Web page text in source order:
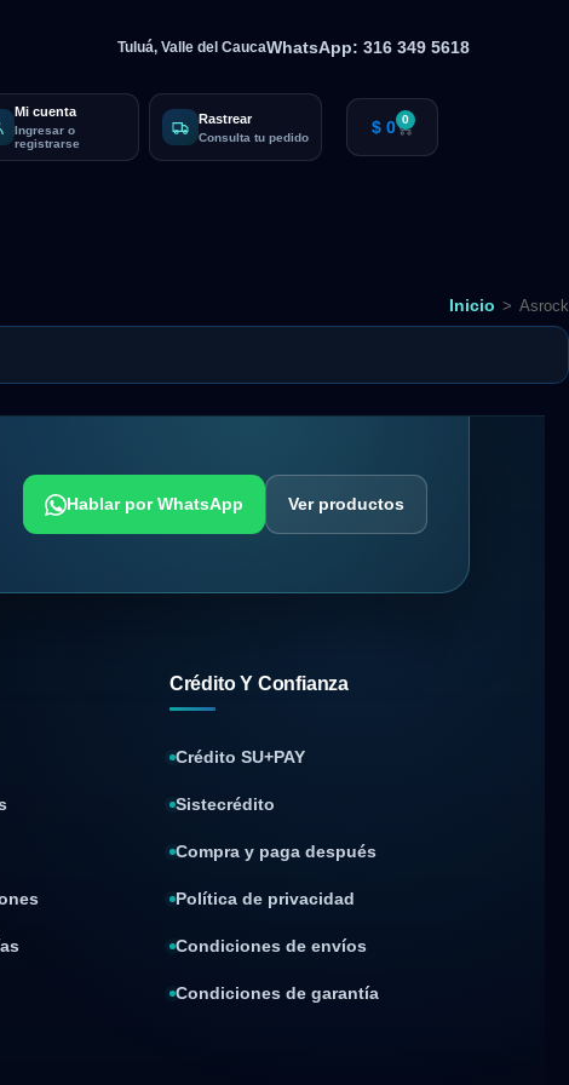
Tuluá, Valle del CaucaWhatsApp: 316 349 5618
Mi cuenta
Ingresar o
registrarse
Rastrear
Consulta tu pedido $ 0 0
Inicio > Asrock
Hablar por WhatsApp Ver productos
Crédito Y Confianza
Crédito SU+PAY
Sistecrédito
Compra y paga después
Política de privacidad
Condiciones de envíos
Condiciones de garantía